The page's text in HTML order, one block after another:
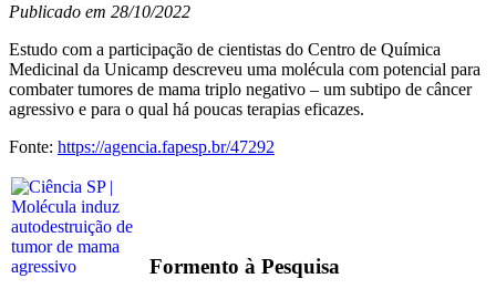
Publicado em 28/10/2022
Estudo com a participação de cientistas do Centro de Química
Medicinal da Unicamp descreveu uma molécula com potencial para
combater tumores de mama triplo negativo – um subtipo de câncer
agressivo e para o qual há poucas terapias eficazes.
Fonte: https://agencia.fapesp.br/47292
Formento à Pesquisa